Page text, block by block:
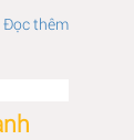
Đọc thêm